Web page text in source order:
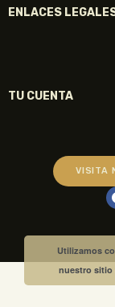
ENLACES
TU CUENTA
VISITA
Utilizamos
nuestro